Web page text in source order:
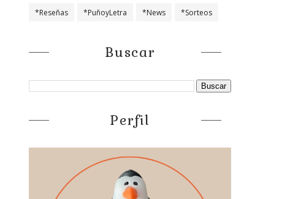
*Reseñas *PuñoyLetra *News *Sorteos
Buscar
Perfil